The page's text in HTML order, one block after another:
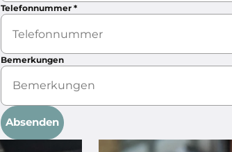
Telefonnummer *
Bemerkungen
Absenden